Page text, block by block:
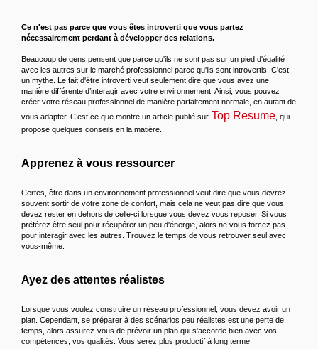
Ce n'est pas parce que vous êtes introverti que vous partez
nécessairement perdant à développer des relations.
Beaucoup de gens pensent que parce qu'ils ne sont pas sur un pied d'égalité
avec les autres sur le marché professionnel parce qu'ils sont introvertis. C'est
un mythe. Le fait d'être introverti veut seulement dire que vous avez une
manière différente d’interagir avec votre environnement. Ainsi, vous pouvez
créer votre réseau professionnel de manière parfaitement normale, en autant de
vous adapter. C’est ce que montre un article publié sur Top Resume , qui
propose quelques conseils en la matière.
Apprenez à vous ressourcer
Certes, être dans un environnement professionnel veut dire que vous devrez
souvent sortir de votre zone de confort, mais cela ne veut pas dire que vous
devez rester en dehors de celle-ci lorsque vous devez vous reposer. Si vous
préférez être seul pour récupérer un peu d'énergie, alors ne vous forcez pas
pour interagir avec les autres. Trouvez le temps de vous retrouver seul avec
vous-même.
Ayez des attentes réalistes
Lorsque vous voulez construire un réseau professionnel, vous devez avoir un
plan. Cependant, se préparer à des scénarios peu réalistes est une perte de
temps, alors assurez-vous de prévoir un plan qui s'accorde bien avec vos
compétences, vos qualités. Vous serez plus productif à long terme.